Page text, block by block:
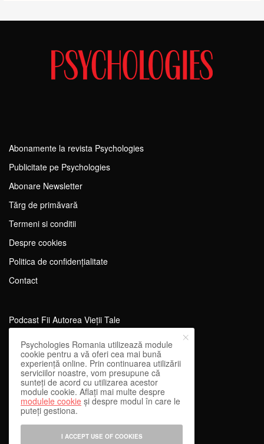
Abonamente la revista Psychologies
Publicitate pe Psychologies
Abonare Newsletter
Tărg de primăvară
Termeni si conditii
Despre cookies
Politica de confidențialitate
Contact
Podcast Fii Autorea Vieții Tale
Evenimente Fii Autoarea Vieții Tale!
SportEdu
Antrenament Mental pentru Sportivi
Learning Network
WEnough
Reward & Engage
Psychologies Romania utilizează module
cookie pentru a vă oferi cea mai bună
experiență online. Prin continuarea utilizării
serviciilor noastre, vom presupune că
sunteți de acord cu utilizarea acestor
module cookie. Aflați mai multe despre
modulele cookie și despre modul în care le
puteți gestiona.
I ACCEPT USE OF COOKIES